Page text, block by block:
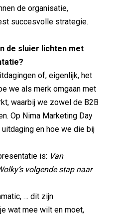
de organisatie,
succesvolle strategie.
de sluier lichten met
of, eigenlijk, het
we als merk omgaan met
waarbij we zowel de B2B
Op Nima Marketing Day
en hoe we die bij
is: Van
volgende stap naar
… dit zijn
wat mee wilt en moet,